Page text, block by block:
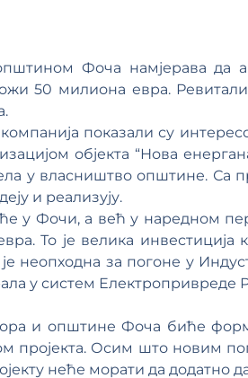
Фоча намјерава да
50 милиона евра.
показали су
објекта “Нова
у власништво општине. Са
и реализују.
у Фочи, а већ у наредном
То је велика инвестиција
неопходна за погоне у
у систем
и општине Фоча биће
пројекта. Осим што новим
неће морати да додатно